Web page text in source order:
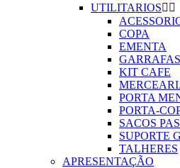
UTILITARIOS 
COPA
EMENTA
KIT CAFE
PORTA
PORTA-
SACOS
SUPORTE
TALHERES
APRESENTAÇÃO